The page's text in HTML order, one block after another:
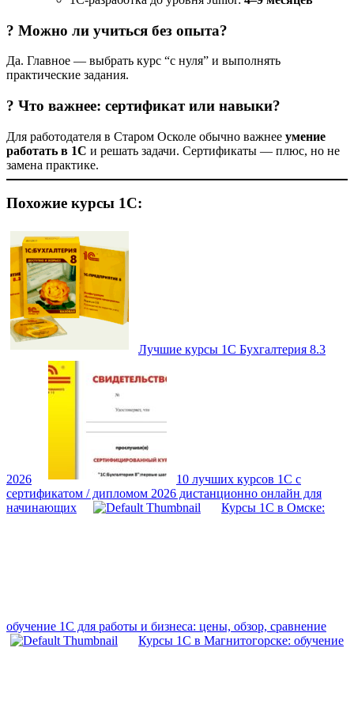
? Можно ли учиться без опыта?
Да. Главное — выбрать курс “с нуля” и выполнять
практические задания.
? Что важнее: сертификат или навыки?
Для работодателя в Старом Осколе обычно важнее умение
работать в 1С и решать задачи. Сертификаты — плюс, но не
замена практике.
Похожие курсы 1С:
Лучшие курсы 1С Бухгалтерия 8.3
2026
10 лучших курсов 1С с
сертификатом / дипломом 2026 дистанционно онлайн для
начинающих
Курсы 1С в Омске:
обучение 1С для работы и бизнеса: цены, обзор, сравнение
Курсы 1С в Магнитогорске: обучение